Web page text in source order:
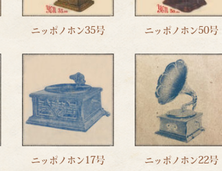
ニッポノホン35号 ニッポノホン50号
ニッポノホン17号 ニッポノホン22号